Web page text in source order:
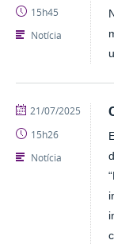
15h45
Notícia
publicado
21/07/2025
15h26
Notícia